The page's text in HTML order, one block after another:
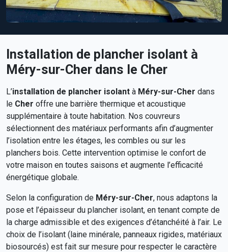
Installation de plancher isolant à
Méry-sur-Cher dans le Cher
L’installation de plancher isolant à Méry-sur-Cher dans
le Cher offre une barrière thermique et acoustique
supplémentaire à toute habitation. Nos couvreurs
sélectionnent des matériaux performants afin d’augmenter
l’isolation entre les étages, les combles ou sur les
planchers bois. Cette intervention optimise le confort de
votre maison en toutes saisons et augmente l’efficacité
énergétique globale.
Selon la configuration de Méry-sur-Cher, nous adaptons la
pose et l’épaisseur du plancher isolant, en tenant compte de
la charge admissible et des exigences d’étanchéité à l’air. Le
choix de l’isolant (laine minérale, panneaux rigides, matériaux
biosourcés) est fait sur mesure pour respecter le caractère